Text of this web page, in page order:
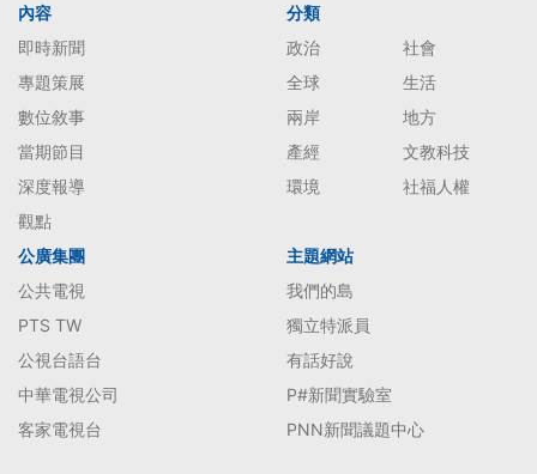
內容
即時新聞
專題策展
數位敘事
當期節目
深度報導
觀點
分類
政治
社會
全球
生活
兩岸
地方
產經
文教科技
環境
社福人權
公廣集團
公共電視
PTS TW
公視台語台
中華電視公司
客家電視台
主題網站
我們的島
獨立特派員
有話好說
P#新聞實驗室
PNN新聞議題中心